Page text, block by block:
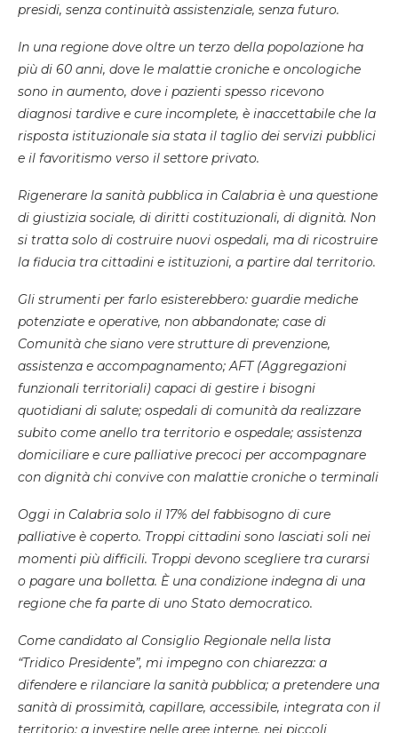
presidi, senza continuità assistenziale, senza futuro.
In una regione dove oltre un terzo della popolazione ha
più di 60 anni, dove le malattie croniche e oncologiche
sono in aumento, dove i pazienti spesso ricevono
diagnosi tardive e cure incomplete, è inaccettabile che la
risposta istituzionale sia stata il taglio dei servizi pubblici
e il favoritismo verso il settore privato.
Rigenerare la sanità pubblica in Calabria è una questione
di giustizia sociale, di diritti costituzionali, di dignità. Non
si tratta solo di costruire nuovi ospedali, ma di ricostruire
la fiducia tra cittadini e istituzioni, a partire dal territorio.
Gli strumenti per farlo esisterebbero: guardie mediche
potenziate e operative, non abbandonate; case di
Comunità che siano vere strutture di prevenzione,
assistenza e accompagnamento; AFT (Aggregazioni
funzionali territoriali) capaci di gestire i bisogni
quotidiani di salute; ospedali di comunità da realizzare
subito come anello tra territorio e ospedale; assistenza
domiciliare e cure palliative precoci per accompagnare
con dignità chi convive con malattie croniche o terminali
Oggi in Calabria solo il 17% del fabbisogno di cure
palliative è coperto. Troppi cittadini sono lasciati soli nei
momenti più difficili. Troppi devono scegliere tra curarsi
o pagare una bolletta. È una condizione indegna di una
regione che fa parte di uno Stato democratico.
Come candidato al Consiglio Regionale nella lista
“Tridico Presidente”, mi impegno con chiarezza: a
difendere e rilanciare la sanità pubblica; a pretendere una
sanità di prossimità, capillare, accessibile, integrata con il
territorio; a investire nelle aree interne, nei piccoli